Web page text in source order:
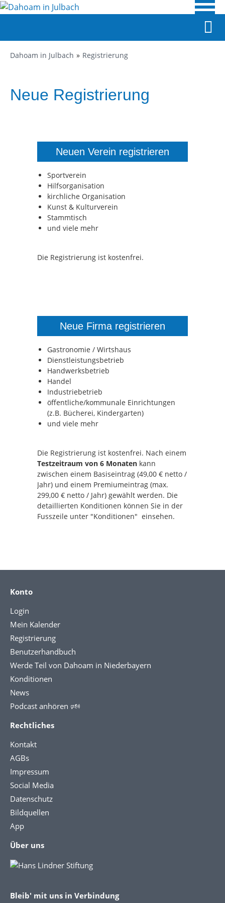
Dahoam in Julbach Registrierung
Neue Registrierung
Neuen Verein registrieren
Sportverein
Hilfsorganisation
kirchliche Organisation
Kunst & Kulturverein
Stammtisch
und viele mehr
Die Registrierung ist kostenfrei.
Neue Firma registrieren
Gastronomie / Wirtshaus
Dienstleistungsbetrieb
Handwerksbetrieb
Handel
Industriebetrieb
öffentliche/kommunale Einrichtungen
(z.B. Bücherei, Kindergarten)
und viele mehr
Die Registrierung ist kostenfrei. Nach einem
Testzeitraum von 6 Monaten kann
zwischen einem Basiseintrag (49,00 € netto /
Jahr) und einem Premiumeintrag (max.
299,00 € netto / Jahr) gewählt werden. Die
detaillierten Konditionen können Sie in der
Fusszeile unter "Konditionen" einsehen.
Konto
Login
Mein Kalender
Registrierung
Benutzerhandbuch
Werde Teil von Dahoam in Niederbayern
Konditionen
News
Podcast anhören 🕬
Rechtliches
Kontakt
AGBs
Impressum
Social Media
Datenschutz
Bildquellen
App
Über uns
Bleib' mit uns in Verbindung